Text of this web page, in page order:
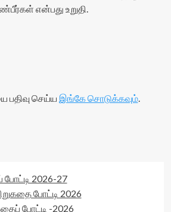
என்பது உறுதி.
பதிவு செய்ய இங்கே சொடுக்கவும்.
போட்டி 2026-27
போட்டி 2026
போட்டி -2026